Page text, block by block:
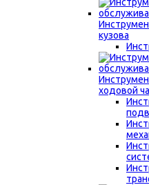
кузова
ходовой